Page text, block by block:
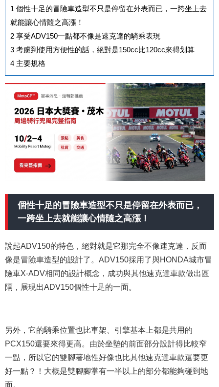
1 個性十足的冒險車造型不只是停留在外表而已，一跨坐上去
就能讓心情隨之高漲！
2 享受ADV150一點都不像是速克達的騎乘表現
3 考慮到使用方便性的話，絕對是150cc比120cc來得划算
4 主要規格
個性十足的冒險車造型不只是停留在外表而已，
一跨坐上去就能讓心情隨之高漲！
說起ADV150的特色，絕對就是它那完全不像速克達，反而
像是冒險車造型的設計了。ADV150採用了與HONDA城市冒
險車X-ADV相同的設計概念，成功與其他速克達車款做出區
隔，展現出ADV150個性十足的一面。
另外，它的騎乘位置也比車架、引擎基本上都是共用的
PCX150還要來得更高。由於坐墊的前面部分設計得比較窄
一點，所以它的雙腳著地性好像也比其他速克達車款還要更
好一點？！大概是雙腳腳掌有一半以上的部分都能夠碰到地
面。